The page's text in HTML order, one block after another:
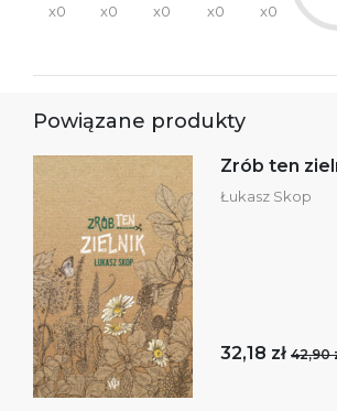
x0
x0
x0
x0
x0
Powiązane produkty
Zrób ten
Łukasz Skop
32,18 zł 42,90